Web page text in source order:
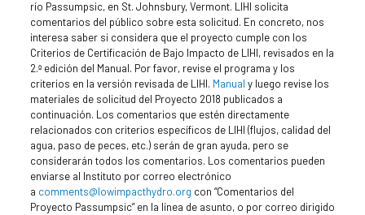
río Passumpsic, en St. Johnsbury, Vermont. LIHI solicita
comentarios del público sobre esta solicitud. En concreto, nos
interesa saber si considera que el proyecto cumple con los
Criterios de Certificación de Bajo Impacto de LIHI, revisados en la
2.ª edición del Manual. Por favor, revise el programa y los
criterios en la versión revisada de LIHI. Manual y luego revise los
materiales de solicitud del Proyecto 2018 publicados a
continuación. Los comentarios que estén directamente
relacionados con criterios específicos de LIHI (flujos, calidad del
agua, paso de peces, etc.) serán de gran ayuda, pero se
considerarán todos los comentarios. Los comentarios pueden
enviarse al Instituto por correo electrónico
a comments@lowimpacthydro.org con “Comentarios del
Proyecto Passumpsic” en la línea de asunto, o por correo dirigido